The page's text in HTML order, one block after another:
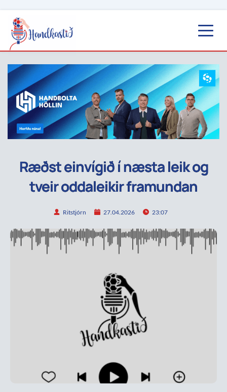
Ræðst einvígið í næsta leik og
tveir oddaleikir framundan
Ritstjórn 27.04.2026 23:07